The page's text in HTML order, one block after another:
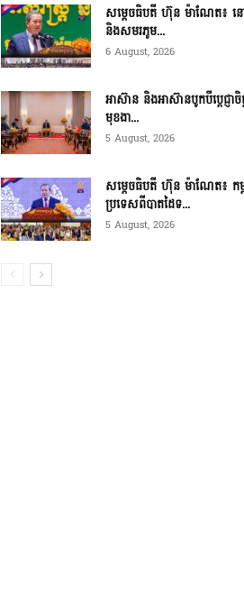
សម្តេចធិបតី ហ៊ុន ម៉ាណែត៖ ន
និងសមរភូម...
6 August, 2026
អាស៊ាន និងអាស៊ានបូកបីប្តេជ្ញាចិ
មុខងា...
5 August, 2026
សម្ដេចធិបតី ហ៊ុន ម៉ាណែត៖ ក
ប្រទេសពីបាតដៃទ...
5 August, 2026